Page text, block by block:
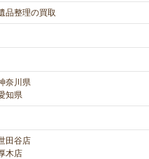
品整理の買取
奈川県
知県
田谷店
木店